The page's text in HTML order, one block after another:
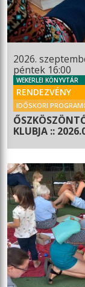
2026.
péntek 16:00
WEKERLEI KÖNYVTÁR
RENDEZVÉNY
IDŐSKORI
KLUBJA ::